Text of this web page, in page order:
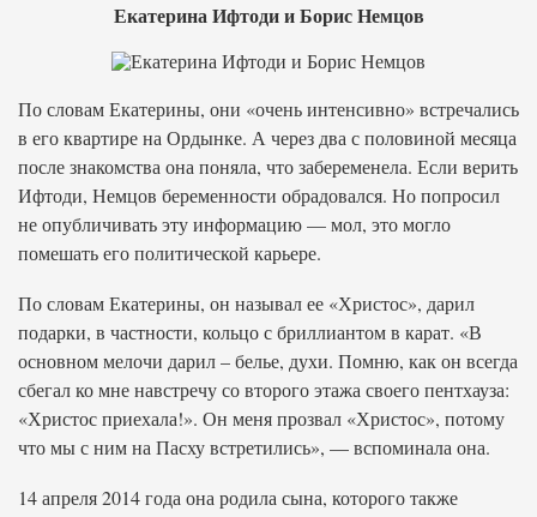
Екатерина Ифтоди и Борис Немцов
По словам Екатерины, они «очень интенсивно» встречались
в его квартире на Ордынке. А через два с половиной месяца
после знакомства она поняла, что забеременела. Если верить
Ифтоди, Немцов беременности обрадовался. Но попросил
не опубличивать эту информацию — мол, это могло
помешать его политической карьере.
По словам Екатерины, он называл ее «Христос», дарил
подарки, в частности, кольцо с бриллиантом в карат. «В
основном мелочи дарил – белье, духи. Помню, как он всегда
сбегал ко мне навстречу со второго этажа своего пентхауза:
«Христос приехала!». Он меня прозвал «Христос», потому
что мы с ним на Пасху встретились», — вспоминала она.
14 апреля 2014 года она родила сына, которого также